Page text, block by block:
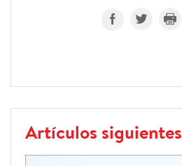
Artículos siguientes